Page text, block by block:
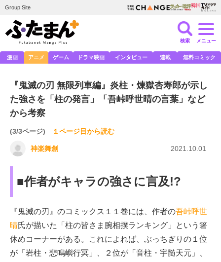
Group Site
検索 メニュー
漫画 アニメ ゲーム ドラマ映画 インタビュー 連載 無料コミック
『鬼滅の刃 無限列車編』炎柱・煉獄杏寿郎が示し
た強さを「柱の発言」「吾峠呼世晴の言葉」など
から考察
(3/3ページ) １ページ目から読む
神楽舞創 2021.10.01
■作者がキャラの強さに言及!?
『鬼滅の刃』のコミックス１１巻には、作者の吾峠呼世
晴氏が描いた「柱の皆さま腕相撲ランキング」という箸
休めコーナーがある。これによれば、ぶっちぎりの１位
が「岩柱・悲鳴嶼行冥」、２位が「音柱・宇髄天元」、